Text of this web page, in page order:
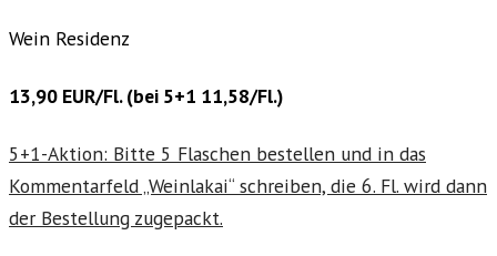
Wein Residenz
13,90 EUR/Fl. (bei 5+1 11,58/Fl.)
5+1-Aktion: Bitte 5 Flaschen bestellen und in das
Kommentarfeld „Weinlakai“ schreiben, die 6. Fl. wird dann
der Bestellung zugepackt.